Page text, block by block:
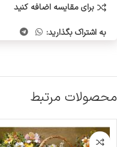
برای مقایسه اضافه کنید
به اشتراک بگذارید:
محصولات مرتبط